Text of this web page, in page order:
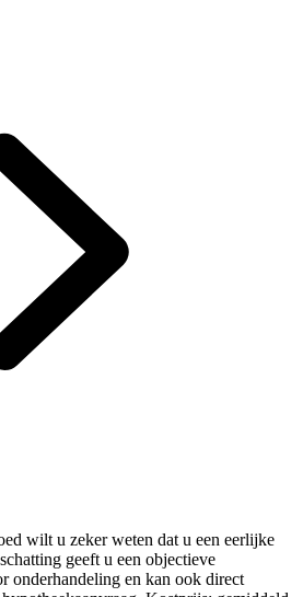
wilt u zeker weten dat u een eerlijke
geeft u een objectieve
onderhandeling en kan ook direct